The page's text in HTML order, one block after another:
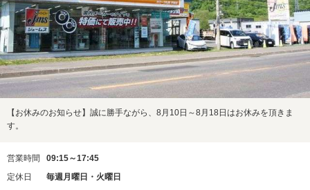
【お休みのお知らせ】誠に勝手ながら、8月10日～8月18日はお休みを頂きま
す。
営業時間
09:15～17:45
定休日
毎週月曜日・火曜日